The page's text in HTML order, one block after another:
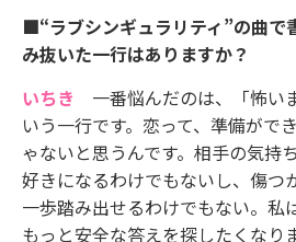
■“ラブシンギュラリティ”の曲で
み抜いた一行はありますか？
いちき 一番悩んだのは、「怖い
いう一行です。恋って、準備がで
ゃないと思うんです。相手の気持
好きになるわけでもないし、傷つ
一歩踏み出せるわけでもない。私
もっと安全な答えを探したくなり